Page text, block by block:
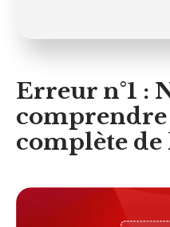
Erreur n°1 :
complète de